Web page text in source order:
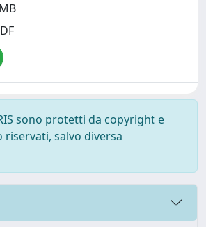
sono protetti da copyright e
salvo diversa